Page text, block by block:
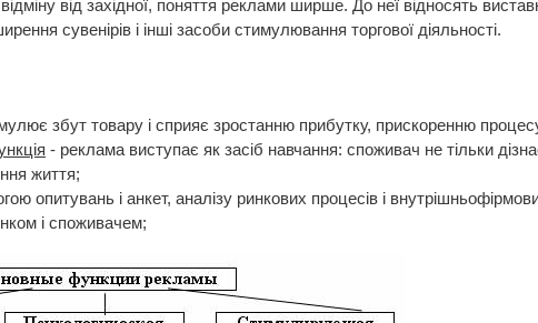
від західної, поняття реклами ширше. До неї відносять
сувенірів і інші засоби стимулювання торгової діяльності.
збут товару і сприяє зростанню прибутку, прискоренню
- реклама виступає як засіб навчання: споживач не тільки
життя;
опитувань і анкет, аналізу ринкових процесів і
і споживачем;